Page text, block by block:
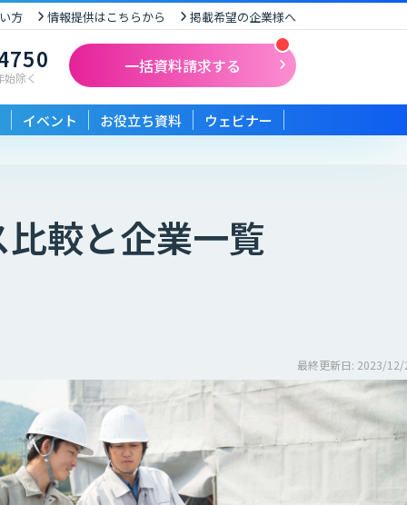
方 情報提供はこちらから 掲載希望の企業様へ
除く
一括資料請求する
イベント お役立ち資料 ウェビナー
較と企業一覧
最終更新日: 2023/12/